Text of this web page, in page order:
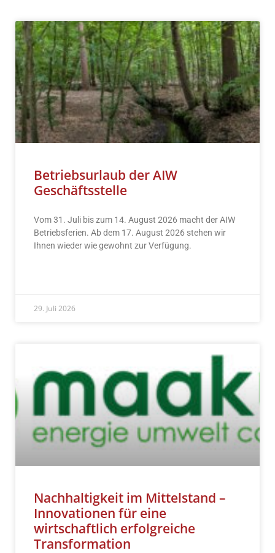
Betriebsurlaub der AIW
Geschäftsstelle
Vom 31. Juli bis zum 14. August 2026 macht der AIW
Betriebsferien. Ab dem 17. August 2026 stehen wir
Ihnen wieder wie gewohnt zur Verfügung.
29. Juli 2026
Nachhaltigkeit im Mittelstand –
Innovationen für eine
wirtschaftlich erfolgreiche
Transformation